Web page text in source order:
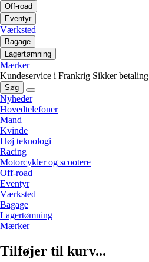
Off-road
Eventyr
Værksted
Bagage
Lagertømning
Mærker
Kundeservice i Frankrig Sikker betaling
Søg
Nyheder
Hovedtelefoner
Mand
Kvinde
Høj teknologi
Racing
Motorcykler og scootere
Off-road
Eventyr
Værksted
Bagage
Lagertømning
Mærker
Tilføjer til kurv...